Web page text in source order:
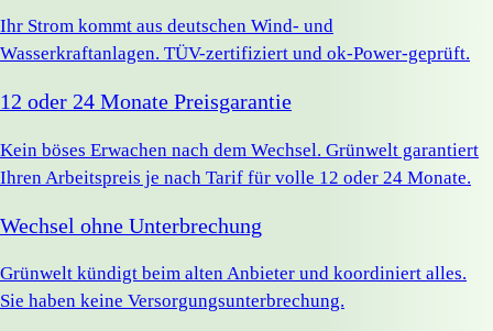
Ihr Strom kommt aus deutschen Wind- und
Wasserkraftanlagen. TÜV-zertifiziert und ok-Power-geprüft.
12 oder 24 Monate Preisgarantie
Kein böses Erwachen nach dem Wechsel. Grünwelt garantiert
Ihren Arbeitspreis je nach Tarif für volle 12 oder 24 Monate.
Wechsel ohne Unterbrechung
Grünwelt kündigt beim alten Anbieter und koordiniert alles.
Sie haben keine Versorgungsunterbrechung.